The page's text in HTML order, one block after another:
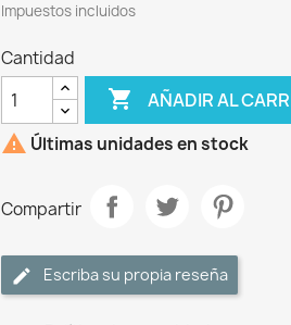
Impuestos incluidos
Cantidad
 AÑADIR AL
 Últimas unidades en stock
Compartir
Escriba su propia reseña